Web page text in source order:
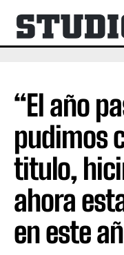
“El año
pudimos
titulo,
ahora
en este